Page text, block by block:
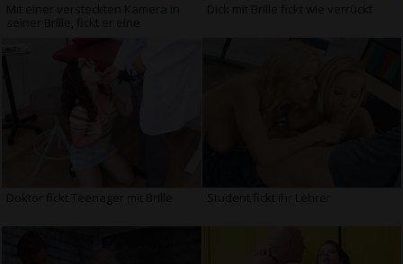
Mit einer versteckten Kamera in
seiner Brille, fickt er eine
Dick mit Brille fickt wie verrückt
Doktor fickt Teenager mit Brille Student fickt ihr Lehrer